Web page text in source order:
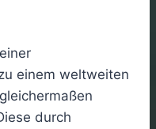
einem weltweiten
durch